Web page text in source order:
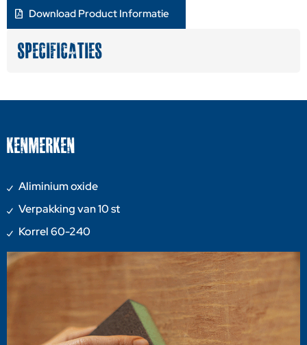
Download Product Informatie
SPECIFICATIES
KENMERKEN
Aliminium oxide
Verpakking van 10 st
Korrel 60-240